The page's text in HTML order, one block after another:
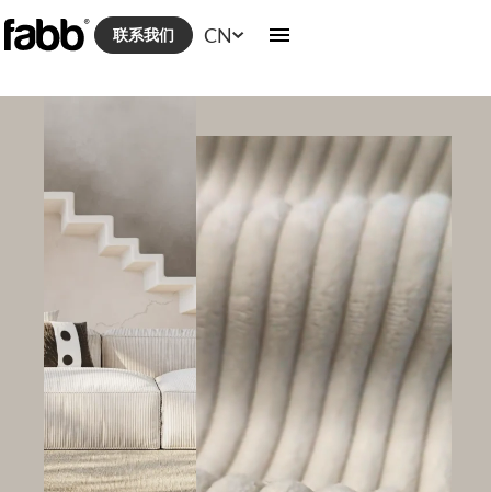
联系我们 CN